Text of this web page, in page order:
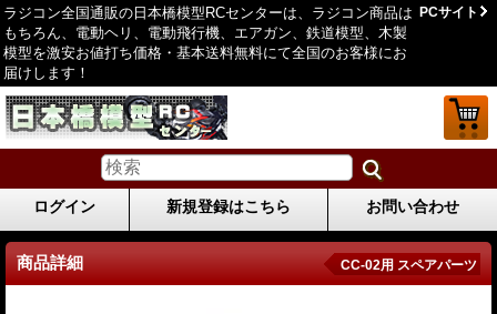
ラジコン全国通販の日本橋模型RCセンターは、ラジコン商品は
もちろん、電動ヘリ、電動飛行機、エアガン、鉄道模型、木製
模型を激安お値打ち価格・基本送料無料にて全国のお客様にお
届けします！
PCサイト
ログイン 新規登録はこちら お問い合わせ
商品詳細 CC-02用 スペアパーツ